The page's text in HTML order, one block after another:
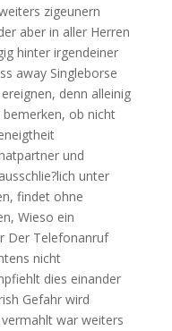
zigeunern
aber in aller Herren
hinter irgendeiner
away Singleborse
denn alleinig
ob nicht
und
unter
findet ohne
Wieso ein
Der Telefonanruf
nicht
dies einander
Gefahr wird
war weiters